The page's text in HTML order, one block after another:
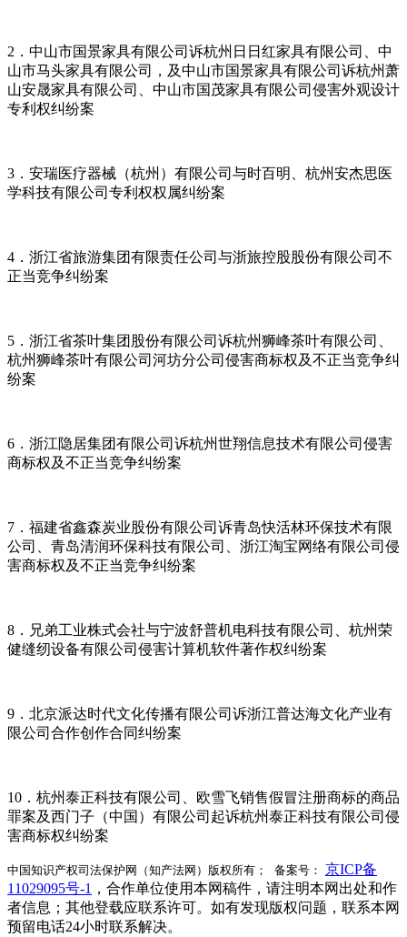
2．中山市国景家具有限公司诉杭州日日红家具有限公司、中
山市马头家具有限公司，及中山市国景家具有限公司诉杭州萧
山安晟家具有限公司、中山市国茂家具有限公司侵害外观设计
专利权纠纷案
3．安瑞医疗器械（杭州）有限公司与时百明、杭州安杰思医
学科技有限公司专利权权属纠纷案
4．浙江省旅游集团有限责任公司与浙旅控股股份有限公司不
正当竞争纠纷案
5．浙江省茶叶集团股份有限公司诉杭州狮峰茶叶有限公司、
杭州狮峰茶叶有限公司河坊分公司侵害商标权及不正当竞争纠
纷案
6．浙江隐居集团有限公司诉杭州世翔信息技术有限公司侵害
商标权及不正当竞争纠纷案
7．福建省鑫森炭业股份有限公司诉青岛快活林环保技术有限
公司、青岛清润环保科技有限公司、浙江淘宝网络有限公司侵
害商标权及不正当竞争纠纷案
8．兄弟工业株式会社与宁波舒普机电科技有限公司、杭州荣
健缝纫设备有限公司侵害计算机软件著作权纠纷案
9．北京派达时代文化传播有限公司诉浙江普达海文化产业有
限公司合作创作合同纠纷案
10．杭州泰正科技有限公司、欧雪飞销售假冒注册商标的商品
罪案及西门子（中国）有限公司起诉杭州泰正科技有限公司侵
害商标权纠纷案
中国知识产权司法保护网（知产法网）版权所有； 备案号： 京ICP备
11029095号-1 ，合作单位使用本网稿件，请注明本网出处和作
者信息；其他登载应联系许可。如有发现版权问题，联系本网
预留电话24小时联系解决。